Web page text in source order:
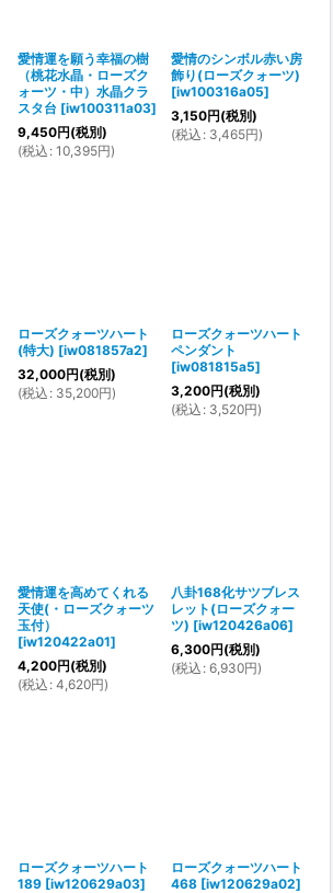
愛情運を願う幸福の樹
（桃花水晶・ローズク
ォーツ・中）水晶クラ
スタ台 [iw100311a03]
9,450円(税別)
(税込 : 10,395円)
愛情のシンボル赤い房
飾り(ローズクォーツ)
[iw100316a05]
3,150円(税別)
(税込 : 3,465円)
ローズクォーツハート
(特大) [iw081857a2]
32,000円(税別)
(税込 : 35,200円)
ローズクォーツハート
ペンダント
[iw081815a5]
3,200円(税別)
(税込 : 3,520円)
愛情運を高めてくれる
天使(・ローズクォーツ
玉付）
[iw120422a01]
4,200円(税別)
(税込 : 4,620円)
八卦168化サツブレス
レット(ローズクォー
ツ) [iw120426a06]
6,300円(税別)
(税込 : 6,930円)
ローズクォーツハート
189 [iw120629a03]
ローズクォーツハート
468 [iw120629a02]